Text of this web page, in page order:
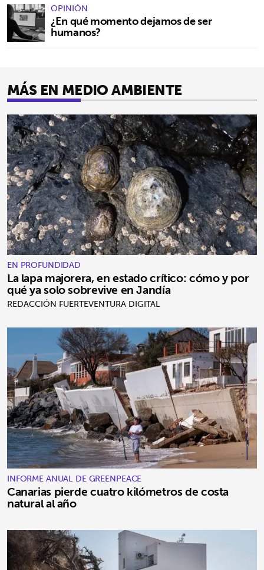
OPINIÓN
¿En qué momento dejamos de ser
humanos?
MÁS EN MEDIO AMBIENTE
EN PROFUNDIDAD
La lapa majorera, en estado crítico: cómo y por
qué ya solo sobrevive en Jandía
REDACCIÓN FUERTEVENTURA DIGITAL
INFORME ANUAL DE GREENPEACE
Canarias pierde cuatro kilómetros de costa
natural al año